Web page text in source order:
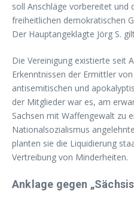
soll Anschläge vorbereitet und
freiheitlichen demokratischen
Der Hauptangeklagte Jörg S.
Die Vereinigung existierte seit
Erkenntnissen der Ermittler
antisemitischen und
der Mitglieder war es, am
Sachsen mit Waffengewalt zu
Nationalsozialismus
planten sie die Liquidierung
Vertreibung von Minderheiten.
Anklage gegen